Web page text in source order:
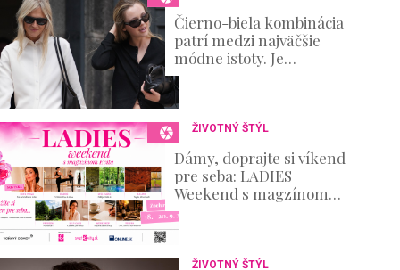
Čierno-biela kombinácia
patrí medzi najväčšie
módne istoty. Je
elegantná, nadčasová a
zároveň ponúka
nekonečné možnosti
ŽIVOTNÝ ŠTÝL
Dámy, doprajte si víkend
pre seba: LADIES
Weekend s magzínom
Evita prinesie oddych aj
množstvo inšpirácie
ŽIVOTNÝ ŠTÝL